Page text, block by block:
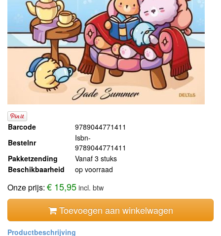
Barcode
9789044771411
Bestelnr
Isbn-
9789044771411
Pakketzending
Vanaf 3 stuks
Beschikbaarheid
op voorraad
Onze prijs: € 15,95incl. btw
Toevoegen aan winkelwagen